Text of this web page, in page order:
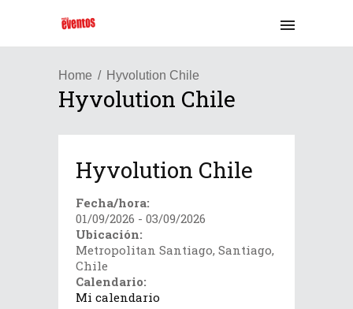
Home Hyvolution Chile
Hyvolution Chile
Hyvolution Chile
Fecha/hora:
01/09/2026 - 03/09/2026
Ubicación:
Metropolitan Santiago, Santiago,
Chile
Calendario:
Mi calendario